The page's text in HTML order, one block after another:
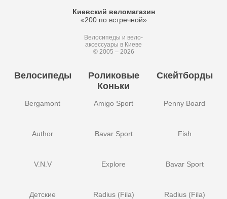
Киевский веломагазин
«200 по встречной»
Велосипеды и вело-
аксессуары в Киеве
© 2005 – 2026
Велосипеды
Bergamont
Author
V.N.V
Детские
Роликовые
Коньки
Amigo Sport
Bavar Sport
Explore
Radius (Fila)
Скейтборды
Penny Board
Fish
Bavar Sport
Radius (Fila)